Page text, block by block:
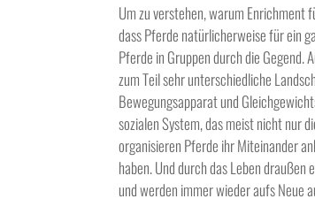
Um zu verstehen, warum Enrichment
dass Pferde natürlicherweise für ein
Pferde in Gruppen durch die
zum Teil sehr unterschiedliche
Bewegungsapparat und
sozialen System, das meist nicht nur
organisieren Pferde ihr Miteinander
haben. Und durch das Leben
und werden immer wieder aufs Neue